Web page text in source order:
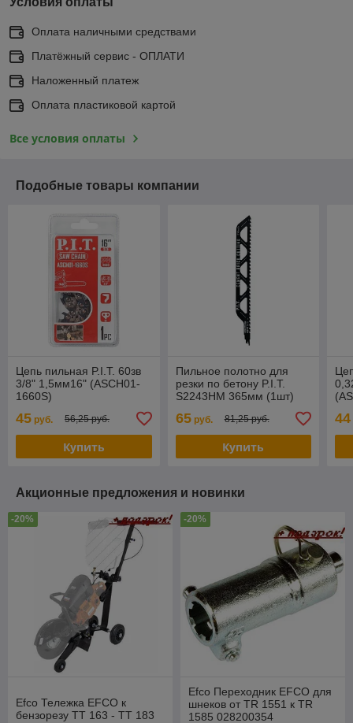
Оплата наличными средствами
Платёжный сервис - ОПЛАТИ
Наложенный платеж
Оплата пластиковой картой
Все условия оплаты
Подобные товары компании
Цепь пильная P.I.T. 60зв
3/8" 1,5мм16" (ASCH01-
1660S)
45 руб. 56,25 руб.
Купить
Пильное полотно для
резки по бетону P.I.T.
S2243HM 365мм (1шт)
65руб. 81,25 руб.
Купить
44
Акционные предложения и новинки
-20%
Efco Тележка EFCO к
бензорезу TT 163 - TT 183
-20%
Efco Переходник EFCO для
шнеков от TR 1551 к TR
1585 028200354